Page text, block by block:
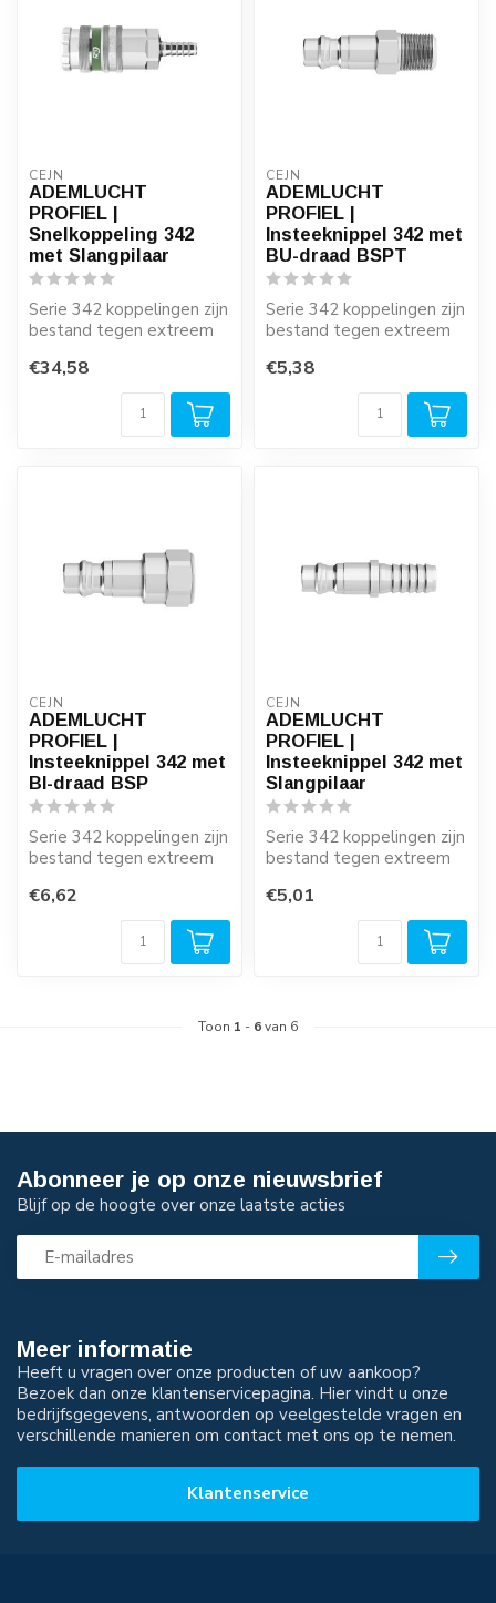
CEJN
ADEMLUCHT
PROFIEL |
Snelkoppeling 342
met Slangpilaar
Serie 342 koppelingen zijn
bestand tegen extreem
zware...
€34,58
CEJN
ADEMLUCHT
PROFIEL |
Insteeknippel 342 met
BU-draad BSPT
Serie 342 koppelingen zijn
bestand tegen extreem
zware...
€5,38
CEJN
ADEMLUCHT
PROFIEL |
Insteeknippel 342 met
BI-draad BSP
Serie 342 koppelingen zijn
bestand tegen extreem
zware...
€6,62
CEJN
ADEMLUCHT
PROFIEL |
Insteeknippel 342 met
Slangpilaar
Serie 342 koppelingen zijn
bestand tegen extreem
zware...
€5,01
Toon 1 - 6van 6
Meer informatie
Heeft u vragen over onze producten of uw aankoop?
Bezoek dan onze klantenservicepagina. Hier vindt u onze
bedrijfsgegevens, antwoorden op veelgestelde vragen en
verschillende manieren om contact met ons op te nemen.
Klantenservice
Abonneer je op onze nieuwsbrief
Blijf op de hoogte over onze laatste acties